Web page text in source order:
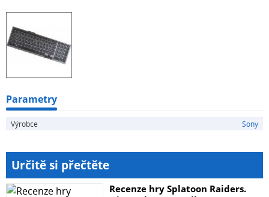
Parametry
Výrobce Sony
Určitě si přečtěte
Recenze hry Splatoon Raiders.